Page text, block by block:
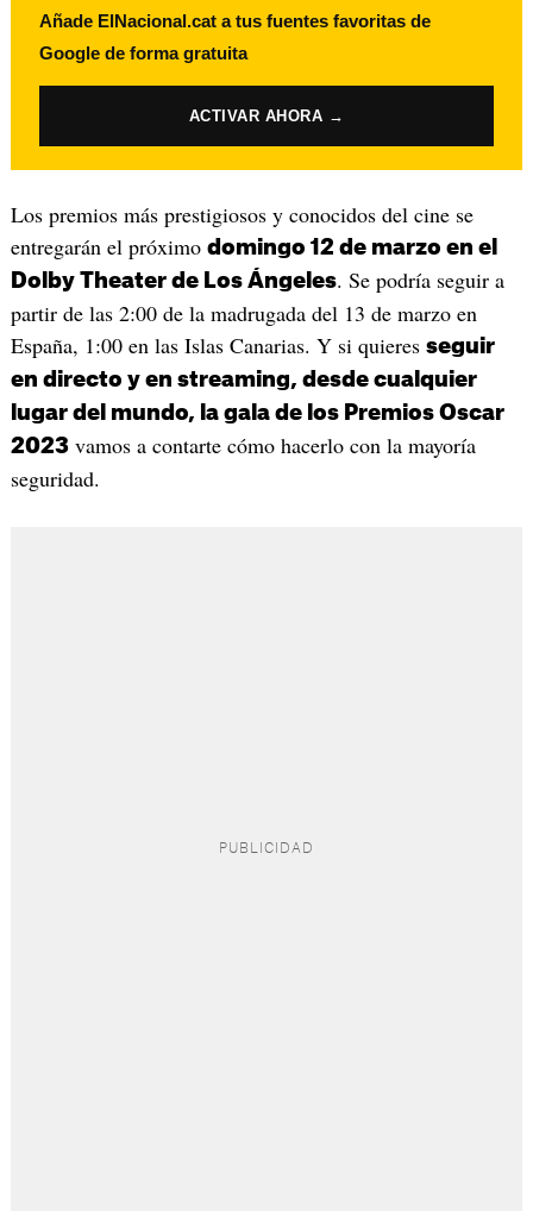
Añade ElNacional.cat a tus fuentes favoritas de
Google de forma gratuita
ACTIVAR AHORA →
Los premios más prestigiosos y conocidos del cine se
entregarán el próximo domingo 12 de marzo en el
Dolby Theater de Los Ángeles. Se podría seguir a
partir de las 2:00 de la madrugada del 13 de marzo en
España, 1:00 en las Islas Canarias. Y si quieres seguir
en directo y en streaming, desde cualquier
lugar del mundo, la gala de los Premios Oscar
2023vamos a contarte cómo hacerlo con la mayoría
seguridad.